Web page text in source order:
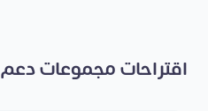
اقتراحات مجموعات دعم